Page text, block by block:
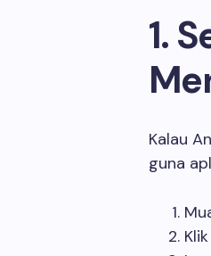
1.
Kalau
guna